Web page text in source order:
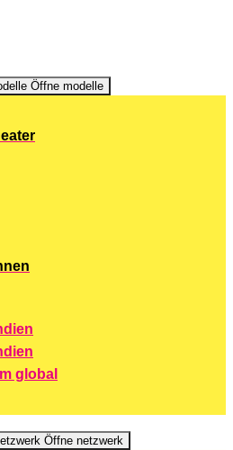
Öffne modelle
global
Öffne netzwerk